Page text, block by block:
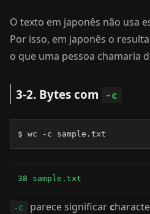
O texto em japonês não usa
Por isso, em japonês o
o que uma pessoa chamaria
3-2. Bytes com -c
$ wc -c sample.txt
38 sample.txt
-c parece significarc